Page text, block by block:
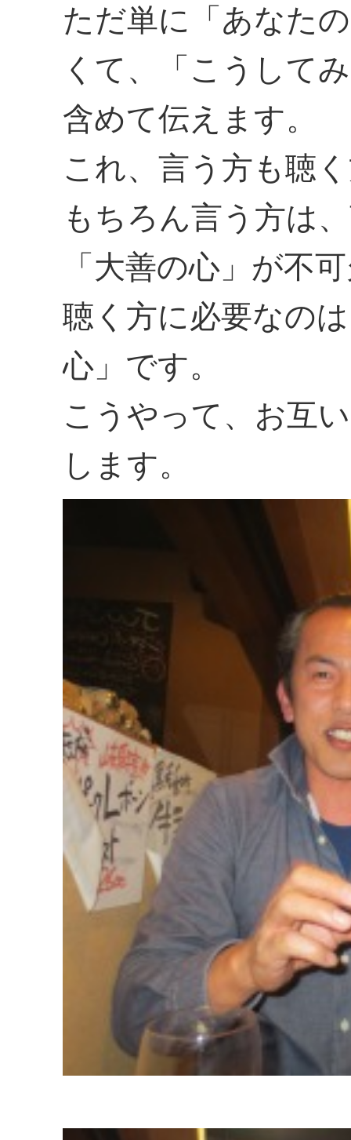
ただ単に「あなた
くて、「こうして
含めて伝えます。
これ、言う方も聴
もちろん言う方は
「大善の心」が不
聴く方に必要なの
心」です。
こうやって、お互
します。